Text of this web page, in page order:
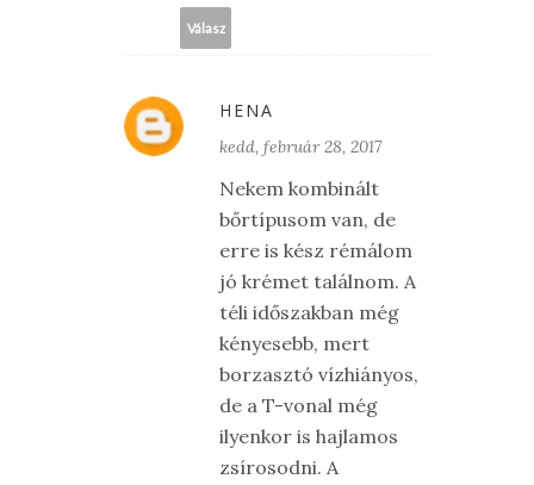
Válasz
HENA
kedd, február 28, 2017
Nekem kombinált
bőrtípusom van, de
erre is kész rémálom
jó krémet találnom. A
téli időszakban még
kényesebb, mert
borzasztó vízhiányos,
de a T-vonal még
ilyenkor is hajlamos
zsírosodni. A